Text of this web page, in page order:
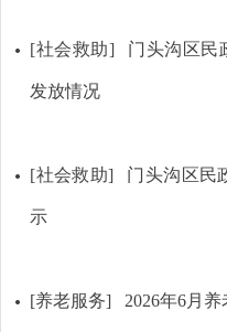
[社会救助] 门头沟区民
发放情况
[社会救助] 门头沟区民
示
[养老服务] 2026年6月